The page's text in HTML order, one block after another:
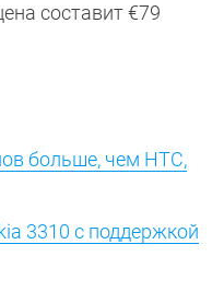
составит €79
больше, чем HTC,
3310 с поддержкой